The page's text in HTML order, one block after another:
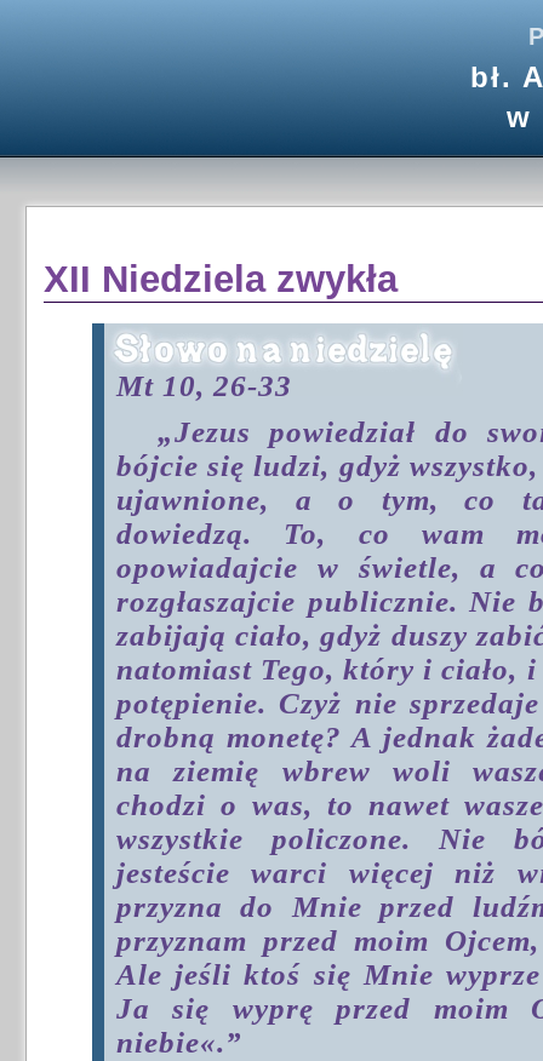
bł.
w
XII Niedziela zwykła
Mt 10, 26-33
„Jezus powiedział do
bójcie się ludzi, gdyż
ujawnione, a o tym, co
dowiedzą. To, co wam
opowiadajcie w świetle, a
rozgłaszajcie publicznie. Nie
zabijają ciało, gdyż duszy
natomiast Tego, który i ciało, i
potępienie. Czyż nie
drobną monetę? A jednak
na ziemię wbrew woli
chodzi o was, to nawet
wszystkie policzone. Nie
jesteście warci więcej niż
przyzna do Mnie przed
przyznam przed moim
Ale jeśli ktoś się Mnie
Ja się wyprę przed moim
niebie«.”